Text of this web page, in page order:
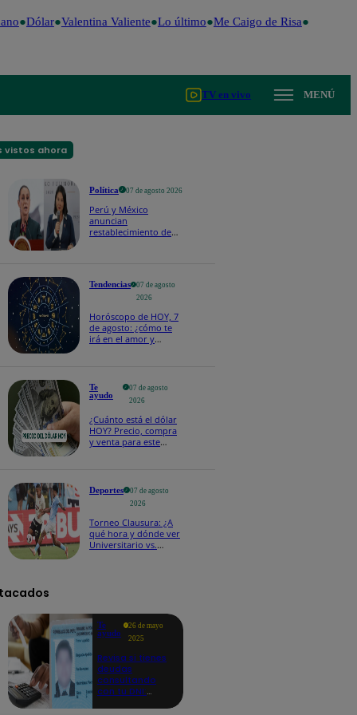
Dólar Valentina Valiente Lo último Me Caigo de Risa Perú
TV en vivo MENÚ
vistos ahora
Política 07 de agosto 2026
Perú y México
anuncian
restablecimiento de
Tendencias
07 de agosto
2026
Horóscopo de HOY, 7
de agosto: ¿cómo te
irá en el amor y
Te
ayudo
07 de agosto
2026
¿Cuánto está el dólar
HOY? Precio, compra
y venta para este
Deportes
07 de agosto
2026
Torneo Clausura: ¿A
qué hora y dónde ver
Universitario vs.
Te
ayudo
26 de mayo
2025
Revisa si tienes
deudas
consultando
con tu DNI: